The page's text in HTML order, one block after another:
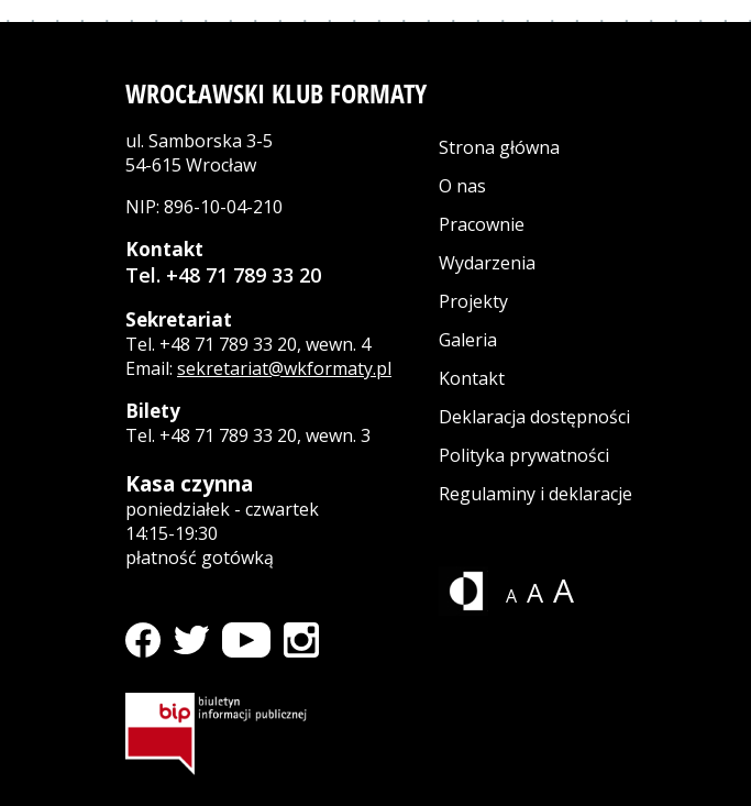
WROCŁAWSKI KLUB FORMATY
ul. Samborska 3-5
54-615 Wrocław
NIP: 896-10-04-210
Kontakt
Tel. +48 71 789 33 20
Sekretariat
Tel. +48 71 789 33 20, wewn. 4
Email: sekretariat@wkformaty.pl
Bilety
Tel. +48 71 789 33 20, wewn. 3
Kasa czynna
poniedziałek - czwartek
14:15-19:30
płatność gotówką
profil WK Formaty na Facebooku
Strona otwiera się w nowym oknie
profil WK Formaty na Twitterze
Strona otwiera się w nowym oknie
profil WK Formaty na Youtube
Strona otwiera się w nowym oknie
profil WK Formaty na Instagramie
Strona otwiera się w nowym oknie
Strona główna
O nas
Pracownie
Wydarzenia
Projekty
Galeria
Kontakt
Deklaracja dostępności
Polityka prywatności
Regulaminy i deklaracje
A A A